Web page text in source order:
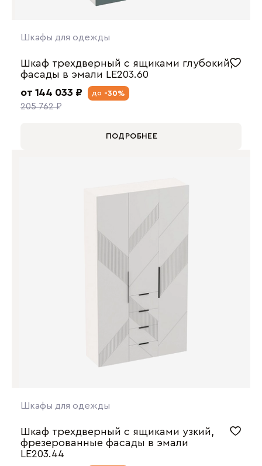
Шкафы для одежды
Шкаф трехдверный с ящиками глубокий,
фасады в эмали LE203.60
от 144 033 ₽
205 762 ₽
до -30%
ПОДРОБНЕЕ
Шкафы для одежды
Шкаф трехдверный с ящиками узкий,
фрезерованные фасады в эмали
LE203.44